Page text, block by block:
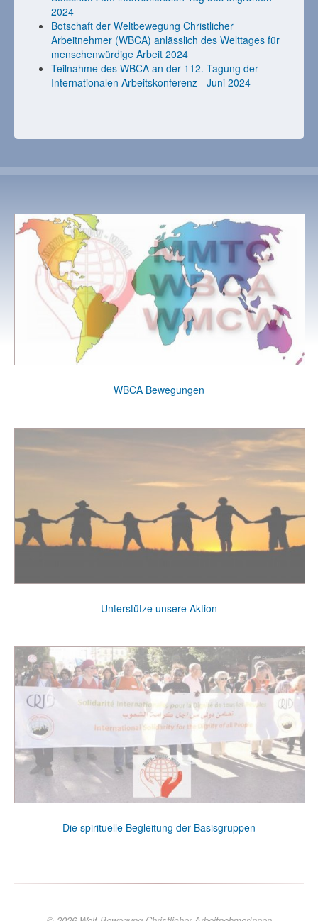
2024
Botschaft der Weltbewegung Christlicher
Arbeitnehmer (WBCA) anlässlich des Welttages für
menschenwürdige Arbeit 2024
Teilnahme des WBCA an der 112. Tagung der
Internationalen Arbeitskonferenz - Juni 2024
WBCA Bewegungen
Unterstütze unsere Aktion
Die spirituelle Begleitung der Basisgruppen